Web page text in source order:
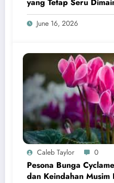
yang Tetap Seru
June 16, 2026
Caleb Taylor 0
Pesona Bunga
dan Keindahan Musim